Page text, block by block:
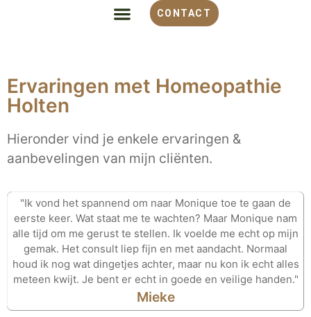
CONTACT
Ervaringen met Homeopathie
Holten
Hieronder vind je enkele ervaringen &
aanbevelingen van mijn cliënten.
"Ik vond het spannend om naar Monique toe te gaan de
eerste keer. Wat staat me te wachten? Maar Monique nam
alle tijd om me gerust te stellen. Ik voelde me echt op mijn
gemak. Het consult liep fijn en met aandacht. Normaal
houd ik nog wat dingetjes achter, maar nu kon ik echt alles
meteen kwijt. Je bent er echt in goede en veilige handen."
Mieke